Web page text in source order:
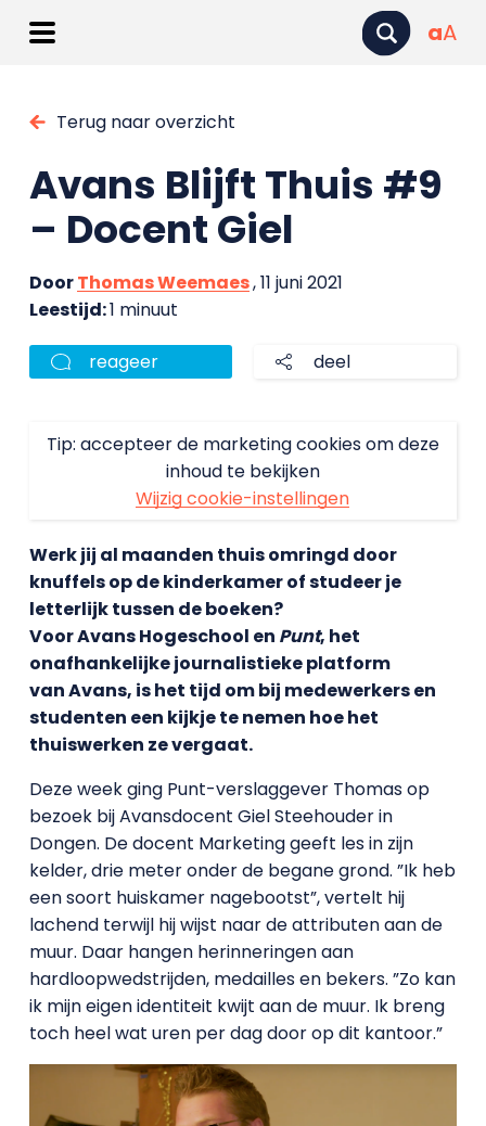
aA
Terug naar overzicht
Avans Blijft Thuis #9
– Docent Giel
DoorThomas Weemaes, 11 juni 2021
Leestijd:1 minuut
reageer deel
Tip: accepteer de marketing cookies om deze
inhoud te bekijken
Wijzig cookie-instellingen
Werk jij al maanden thuis omringd door
knuffels op de kinderkamer of studeer je
letterlijk tussen de boeken?
Voor Avans Hogeschool en Punt, het
onafhankelijke journalistieke platform
van Avans, is het tijd om bij medewerkers en
studenten een kijkje te nemen hoe het
thuiswerken ze vergaat.
Deze week ging Punt-verslaggever Thomas op
bezoek bij Avansdocent Giel Steehouder in
Dongen. De docent Marketing geeft les in zijn
kelder, drie meter onder de begane grond. ”Ik heb
een soort huiskamer nagebootst”, vertelt hij
lachend terwijl hij wijst naar de attributen aan de
muur. Daar hangen herinneringen aan
hardloopwedstrijden, medailles en bekers. ”Zo kan
ik mijn eigen identiteit kwijt aan de muur. Ik breng
toch heel wat uren per dag door op dit kantoor.”